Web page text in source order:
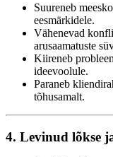
Suureneb
eesmärkidele.
Vähenevad
arusaamatuste
Kiireneb
ideevoolule.
Paraneb
tõhusamalt.
4. Levinud lõkse